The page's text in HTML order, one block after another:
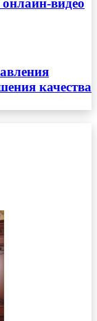
онлайн-видео
качества